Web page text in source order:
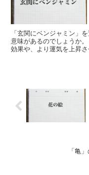
「玄関にベンジャミン」
意味があるのでしょうか
効果や、より運気を上昇
「亀